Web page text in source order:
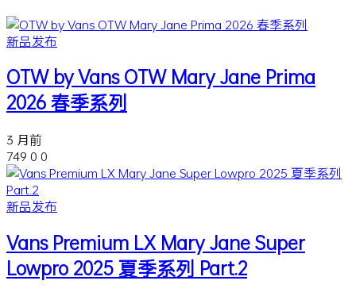
新品发布
OTW by Vans OTW Mary Jane Prima
2026 春季系列
3 月前
749 0 0
新品发布
Vans Premium LX Mary Jane Super
Lowpro 2025 夏季系列 Part.2